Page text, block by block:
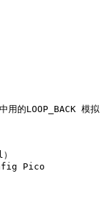
LOOP_BACK 模拟
Pico